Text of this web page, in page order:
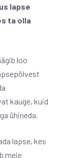
lapse
ta olla
loo
kauge, kuid
ühineda.
lapse, kes
meie